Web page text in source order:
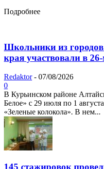
Подробнее
Школьники из
края участвовали в
Redaktor - 07/08/2026
0
В Курьинском районе
Белое» с 29 июля по 1
«Зеленые колокола». В нем...
145 стажировок